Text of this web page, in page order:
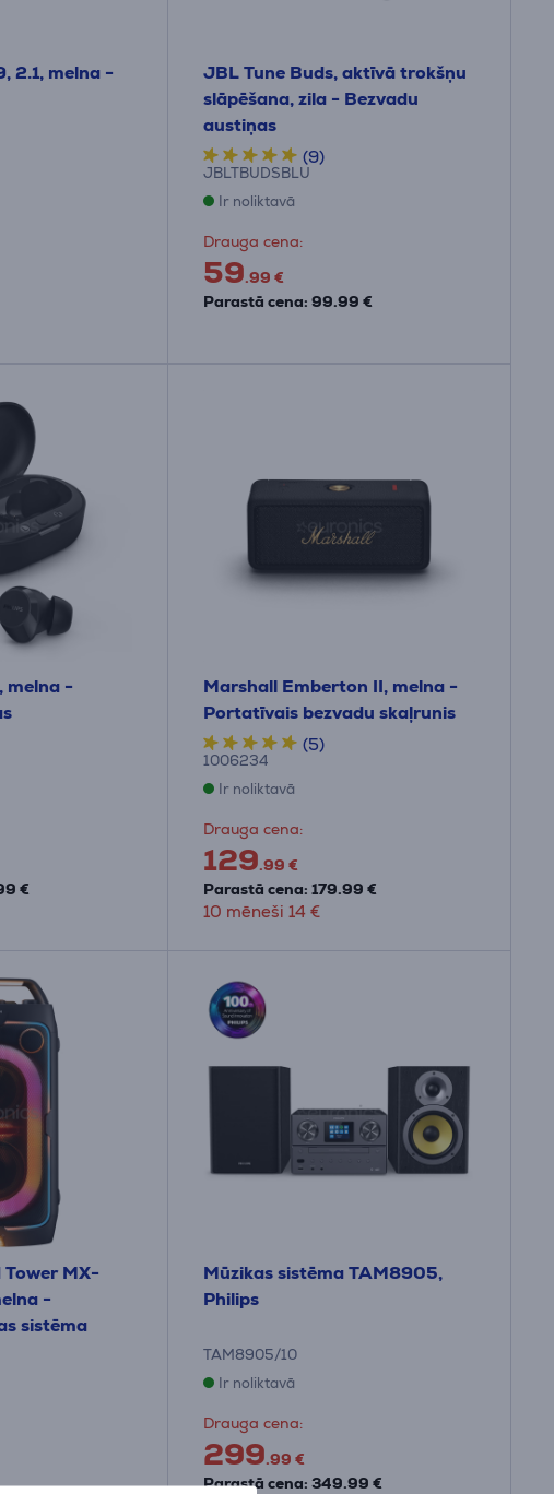
2.1, melna -
JBL Tune Buds, aktīvā trokšņu
slāpēšana, zila - Bezvadu
austiņas
(9)
JBLTBUDSBLU
Ir noliktavā
Drauga cena:
59.99 €
Parastā cena: 99.99 €
melna -
€
Marshall Emberton II, melna -
Portatīvais bezvadu skaļrunis
(5)
1006234
Ir noliktavā
Drauga cena:
129.99 €
Parastā cena: 179.99 €
10 mēneši 14 €
MX-
-
sistēma
Mūzikas sistēma TAM8905,
Philips
TAM8905/10
Ir noliktavā
Drauga cena:
299.99 €
Parastā cena: 349.99 €